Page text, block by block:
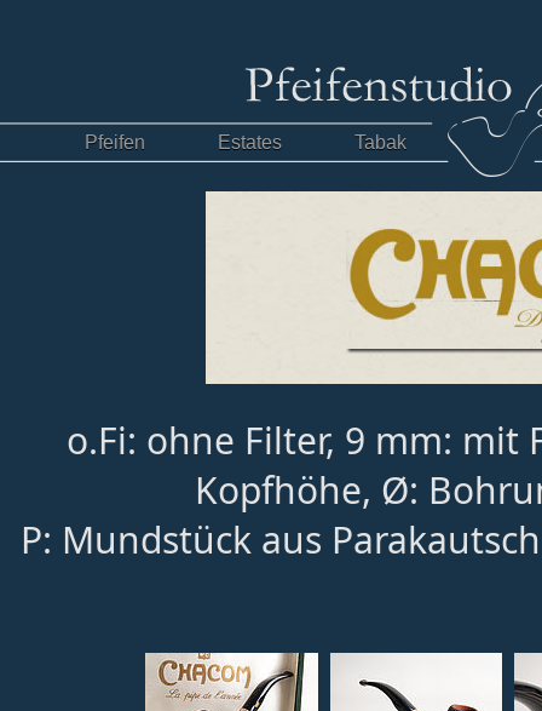
Pfeifen Estates Tabak
o.Fi: ohne Filter, 9 mm: mit
Kopfhöhe, Ø:
P: Mundstück aus